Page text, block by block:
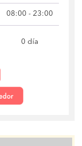
08:00 - 23:00
0 día